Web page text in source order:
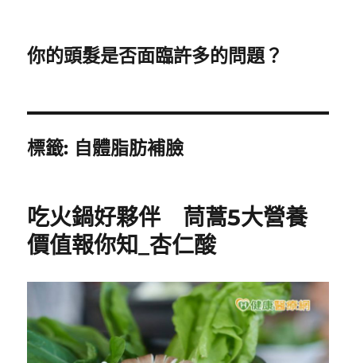
你的頭髮是否面臨許多的問題？
標籤: 自體脂肪補臉
吃火鍋好夥伴 茼蒿5大營養
價值報你知_杏仁酸